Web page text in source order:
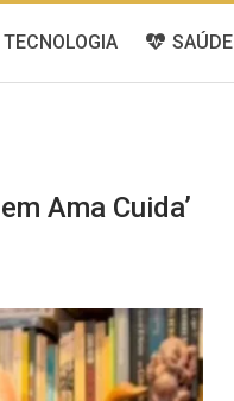
TECNOLOGIA SAÚDE
Ama Cuida’